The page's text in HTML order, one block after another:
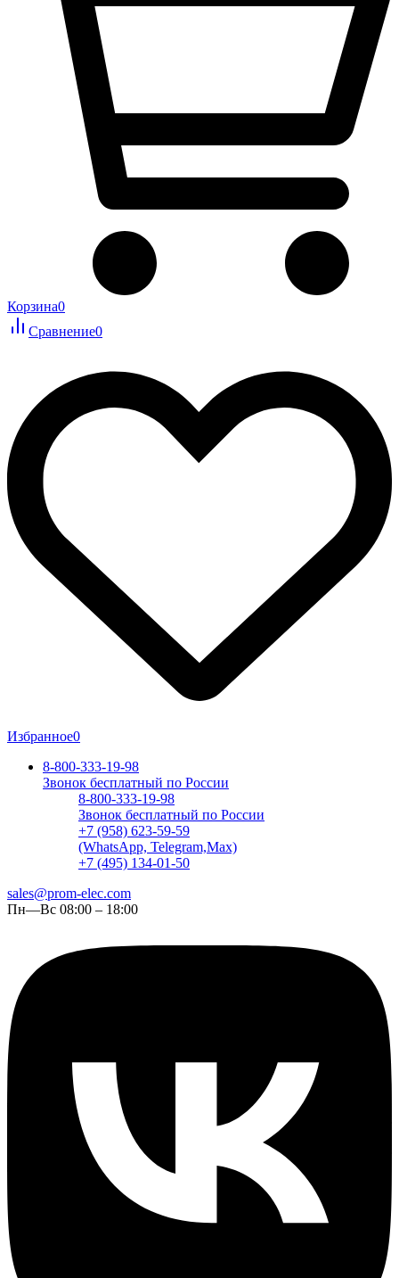
Корзина0
Сравнение0
Избранное0
8-800-333-19-98
Звонок бесплатный по России
8-800-333-19-98
Звонок бесплатный по России
+7 (958) 623-59-59
(WhatsApp, Telegram,Max)
+7 (495) 134-01-50
sales@prom-elec.com
Пн—Вс 08:00 – 18:00